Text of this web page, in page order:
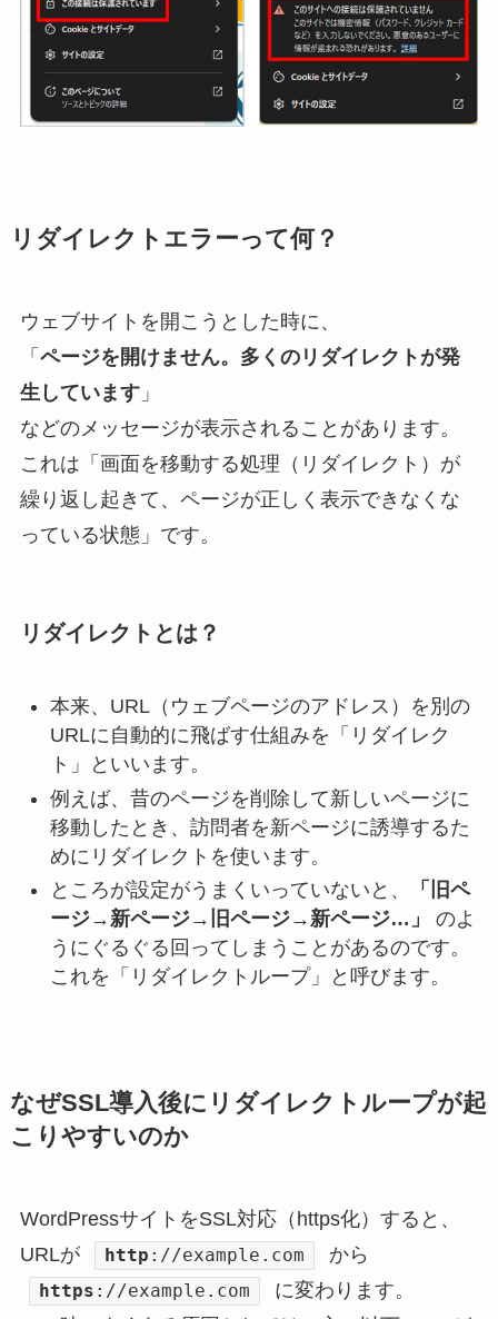
リダイレクトエラーって何？
ウェブサイトを開こうとした時に、
「 ページを開けません。多くのリダイレクトが発
生しています」
などのメッセージが表示されることがあります。
これは「画面を移動する処理（リダイレクト）が
繰り返し起きて、ページが正しく表示できなくな
っている状態」です。
リダイレクトとは？
本来、URL（ウェブページのアドレス）を別の
URLに自動的に飛ばす仕組みを「リダイレク
ト」といいます。
例えば、昔のページを削除して新しいページに
移動したとき、訪問者を新ページに誘導するた
めにリダイレクトを使います。
ところが設定がうまくいっていないと、
「旧ペ
ージ→新ページ→旧ページ→新ページ…」
のよ
うにぐるぐる回ってしまうことがあるのです。
これを「 リダイレクトループ」と呼びます。
なぜSSL導入後にリダイレクトループが起
こりやすいのか
WordPressサイトをSSL対応（https化）すると、
URLが
http ://example.com から
https ://example.com
に変わります。